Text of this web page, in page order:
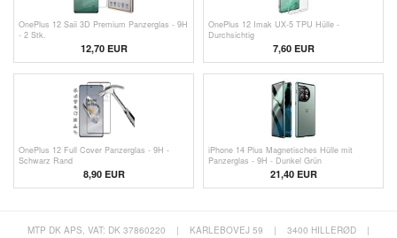
OnePlus 12 Saii 3D Premium Panzerglas - 9H
- 2 Stk.
12,70 EUR
OnePlus 12 Imak UX-5 TPU Hülle -
Durchsichtig
7,60 EUR
OnePlus 12 Full Cover Panzerglas - 9H -
Schwarz Rand
8,90 EUR
iPhone 14 Plus Magnetisches Hülle mit
Panzerglas - 9H - Dunkel Grün
21,40 EUR
MTP DK APS, VAT: DK 37860220 | KARLEBOVEJ 59 | 3400 HILLERØD
|